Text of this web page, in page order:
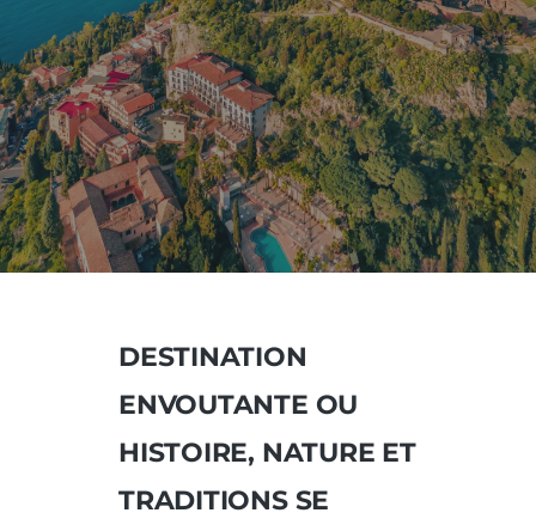
Contact
DESTINATION
ENVOUTANTE OU
HISTOIRE, NATURE ET
TRADITIONS SE